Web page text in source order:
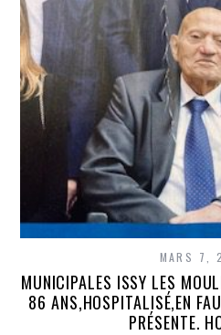
MARS 7,
MUNICIPALES ISSY LES
86 ANS,HOSPITALISÉ,EN
PRÉSENTE.